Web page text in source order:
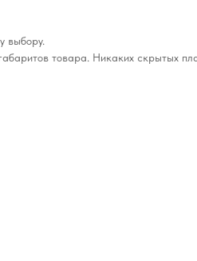
выбору.
товара. Никаких скрытых